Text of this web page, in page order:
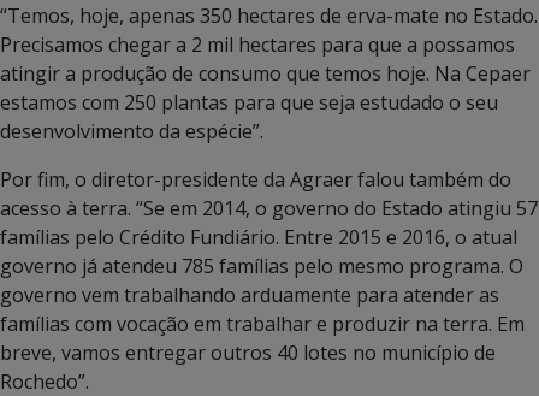
“Temos, hoje, apenas 350 hectares de erva-mate no Estado.
Precisamos chegar a 2 mil hectares para que a possamos
atingir a produção de consumo que temos hoje. Na Cepaer
estamos com 250 plantas para que seja estudado o seu
desenvolvimento da espécie”.
Por fim, o diretor-presidente da Agraer falou também do
acesso à terra. “Se em 2014, o governo do Estado atingiu 57
famílias pelo Crédito Fundiário. Entre 2015 e 2016, o atual
governo já atendeu 785 famílias pelo mesmo programa. O
governo vem trabalhando arduamente para atender as
famílias com vocação em trabalhar e produzir na terra. Em
breve, vamos entregar outros 40 lotes no município de
Rochedo”.